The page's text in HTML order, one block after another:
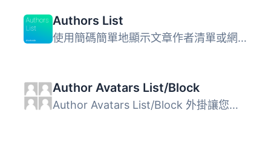
Authors List
使用簡碼簡單地顯示文章作者清單或網格，並帶有到其文章彙整...
Author Avatars List/Block
Author Avatars List/Block 外掛讓您輕鬆在多用戶網站上顯示...